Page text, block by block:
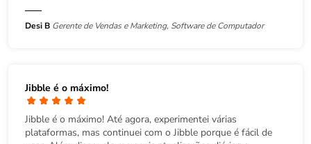
Desi B Gerente de Vendas e Marketing, Software de Computador
Jibble é o máximo!
Jibble é o máximo! Até agora, experimentei várias
plataformas, mas continuei com o Jibble porque é fácil de